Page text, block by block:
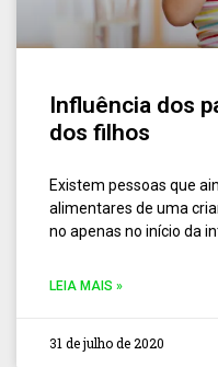
Influência dos
dos filhos
Existem pessoas que
alimentares de uma
no apenas no início da
LEIA MAIS »
31 de julho de 2020